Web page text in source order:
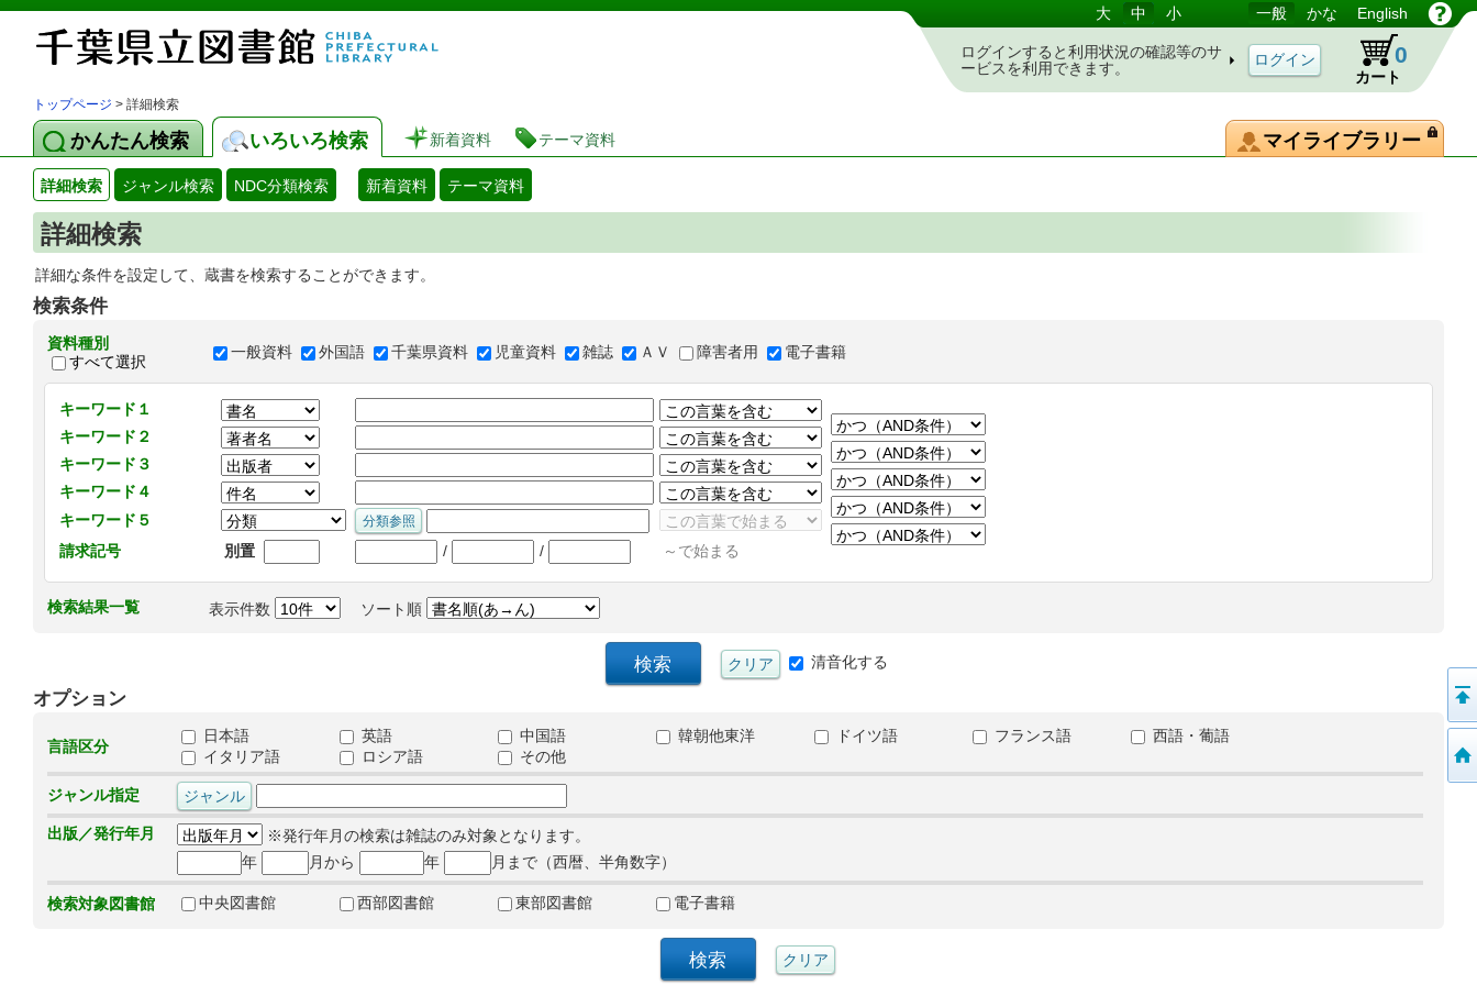
図書館 蔵書検索・予約システム 大 中 小 一般 かな English
ログインすると利用状況の確認等のサ
ービスを利用できます。
カート
0
トップページ > 詳細検索
かんたん検索 いろいろ検索 新着資料 テーマ資料 マイライブラリー
詳細検索 ジャンル検索 NDC分類検索 新着資料 テーマ資料
詳細検索
詳細な条件を設定して、蔵書を検索することができます。
検索条件
資料種別
すべて選択
一般資料 外国語 千葉県資料 児童資料 雑誌 ＡＶ 障害者用 電子書籍
キーワード１
キーワード２
キーワード３
キーワード４
キーワード５
請求記号
別置 / / ～で始まる
検索結果一覧 表示件数 ソート順
清音化する
オプション
言語区分
日本語 英語 中国語 韓朝他東洋 ドイツ語 フランス語
西語・葡語
イタリア語
ロシア語 その他
ジャンル指定
出版／発行年月
※発行年月の検索は雑誌のみ対象となります。
年
月から 年 月まで（西暦、半角数字）
検索対象図書館 中央図書館 西部図書館 東部図書館 電子書籍